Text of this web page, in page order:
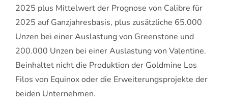
2025 plus Mittelwert der Prognose von Calibre für
2025 auf Ganzjahresbasis, plus zusätzliche 65.000
Unzen bei einer Auslastung von Greenstone und
200.000 Unzen bei einer Auslastung von Valentine.
Beinhaltet nicht die Produktion der Goldmine Los
Filos von Equinox oder die Erweiterungsprojekte der
beiden Unternehmen.